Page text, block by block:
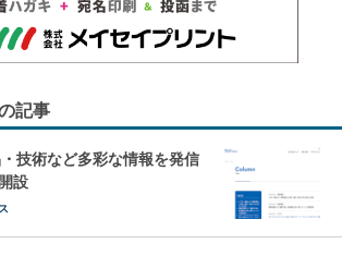
記事
技術など多彩な情報を発信
設